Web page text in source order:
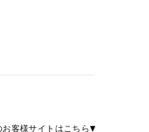
客様サイトはこちら